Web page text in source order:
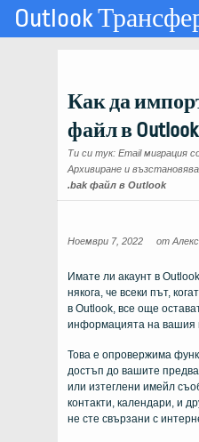
Как да
файл в Outlook
Ти си тук: Email миграция
Архивиране и
.bak файл в Outlook
Ноември 7, 2022 от
Имате ли акаунт в
някога, че всеки път,
в Outlook, все още
информацията на вашия
Това е опровержима
достъп до вашите
или изтеглени имейл
контакти, календари, и
не сте свързани с
Outlook